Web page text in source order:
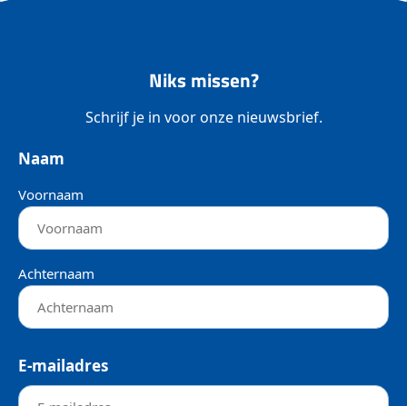
Niks missen?
Schrijf je in voor onze nieuwsbrief.
Naam
Voornaam
Achternaam
E-mailadres